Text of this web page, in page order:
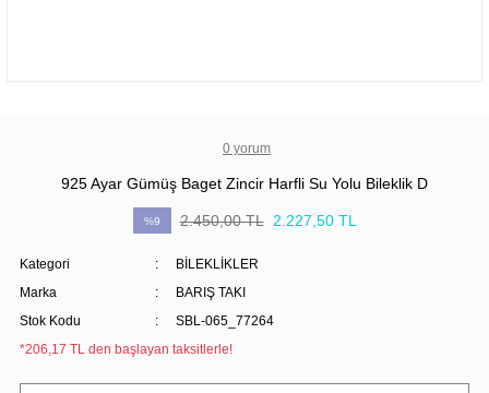
0 yorum
925 Ayar Gümüş Baget Zincir Harfli Su Yolu Bileklik D
%9 2.450,00 TL 2.227,50 TL
Kategori
BİLEKLİKLER
Marka
BARIŞ TAKI
Stok Kodu
SBL-065_77264
*206,17 TL den başlayan taksitlerle!